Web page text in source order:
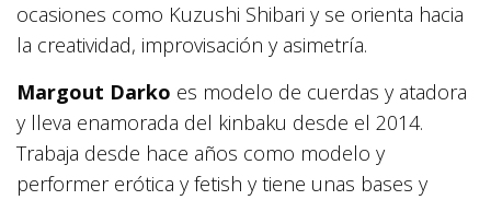
ocasiones como Kuzushi Shibari y se orienta hacia
la creatividad, improvisación y asimetría.
Margout Darko es modelo de cuerdas y atadora
y lleva enamorada del kinbaku desde el 2014.
Trabaja desde hace años como modelo y
performer erótica y fetish y tiene unas bases y